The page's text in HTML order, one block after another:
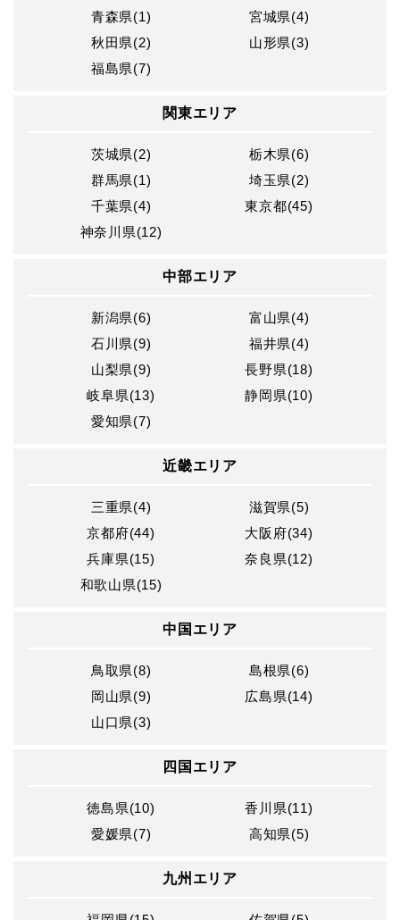
青森県(1)
宮城県(4)
秋田県(2)
山形県(3)
福島県(7)
関東エリア
茨城県(2)
栃木県(6)
群馬県(1)
埼玉県(2)
千葉県(4)
東京都(45)
神奈川県(12)
中部エリア
新潟県(6)
富山県(4)
石川県(9)
福井県(4)
山梨県(9)
長野県(18)
岐阜県(13)
静岡県(10)
愛知県(7)
近畿エリア
三重県(4)
滋賀県(5)
京都府(44)
大阪府(34)
兵庫県(15)
奈良県(12)
和歌山県(15)
中国エリア
鳥取県(8)
島根県(6)
岡山県(9)
広島県(14)
山口県(3)
四国エリア
徳島県(10)
香川県(11)
愛媛県(7)
高知県(5)
九州エリア